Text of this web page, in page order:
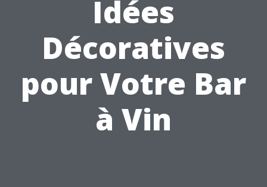
Idées
Décoratives
pour Votre Bar
à Vin